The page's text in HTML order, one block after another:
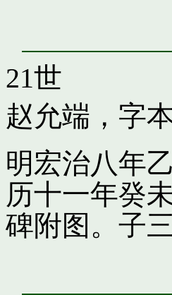
21世
赵允端，字
明宏治八年
历十一年癸
碑附图。子